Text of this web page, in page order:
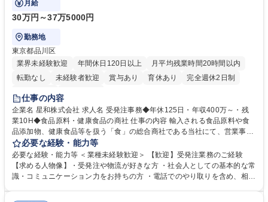
月給
30万円～37万5000円
勤務地
東京都品川区
業界未経験歓迎
年間休日120日以上
月平均残業時間20時間以内
転勤なし
未経験者歓迎 賞与あり 育休あり
完全週休2日制
交通費支給
仕事の内容
企業名 星和株式会社 求人名 受発注事務◆年休125日・年収400万～・残
業10H◆食品原料・健康食品の商社 仕事の内容 輸入される食品原料や食
品添加物、健康食品等を扱う「食」の総合商社である当社にて、営業事務
として営業サポートや書類作成、データ入力、電話対応などの業務をお任
せします。 ・受注／出荷指示／売上管理／仕入管理／在庫管理／お客様や
倉庫と電話確認など、販売に関わる事務、営業サポートをお願いします。
・入社後は商品について覚えることから始め、先輩社員OJTと共に業務を
必要な経験・能力等
必要な経験・能力等 ＜業種未経験歓迎＞ 【歓迎】受発注業務のご経験
【求める人物像】・受発注や物流が好きな方 ・社会人としての基本的な常
識・コミュニケーション力をお持ちの方 ・電話でのやり取りを含め、相手